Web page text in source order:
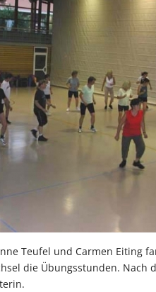
Teufel und Carmen Eiting
die Übungsstunden. Nach